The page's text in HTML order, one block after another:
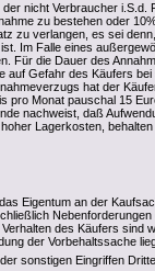
der nicht Verbraucher
zu bestehen oder
zu verlangen, es sei
Im Falle eines
Für die Dauer des
auf Gefahr des Käufers
hat der
pro Monat pauschal 15
nachweist, daß
Lagerkosten,
Eigentum an der
des Käufers sind
der Vorbehaltssache
sonstigen Eingriffen